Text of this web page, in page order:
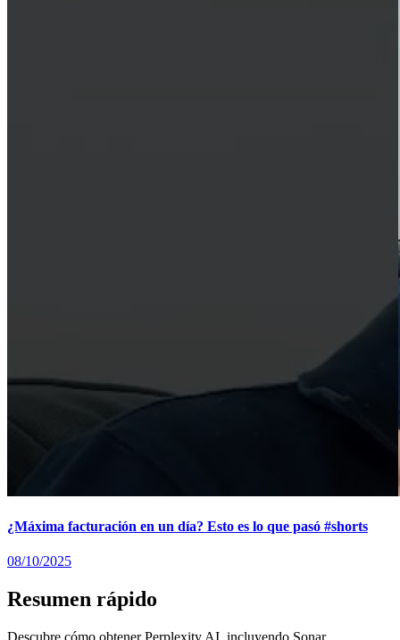
¿Máxima facturación en un día? Esto es lo que pasó #shorts
08/10/2025
Resumen rápido
Descubre cómo obtener Perplexity AI, incluyendo Sonar,